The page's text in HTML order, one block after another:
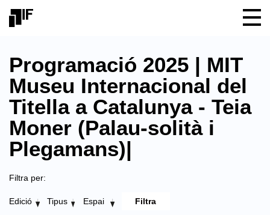
Programació 2025 | MIT
Museu Internacional del
Titella a Catalunya - Teia
Moner (Palau-solità i
Plegamans)|
Filtra per:
Edició Tipus Espai